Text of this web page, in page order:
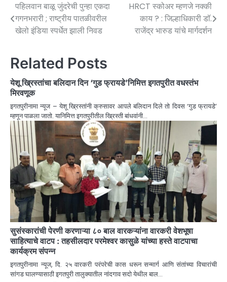
पहिलवान बाळू जुंदरेची पुन्हा एकदा
गगनभरारी ; राष्ट्रीय पातळीवरील
खेलो इंडिया स्पर्धेत झाली निवड
HRCT स्कोअर म्हणजे नक्की
काय ? : जिल्हाधिकारी डॉ.
राजेंद्र भारुड यांचे मार्गदर्शन
Related Posts
येशू ख्रिस्तांचा बलिदान दिन ‘गुड फ्रायडे’निमित्त इगतपुरीत वधस्तंभ
मिरवणूक
इगतपुरीनामा न्यूज – येशू ख्रिस्तांनी क्रुसावर आपले बलिदान दिले तो दिवस ‘गुड फ्रायडे’
म्हणून पाळला जातो. यानिमित्त इगतपुरीतील ख्रिस्ती बांधवांनी…
सुसंस्कारांची पेरणी करणाऱ्या ८० बाल वारकऱ्यांना वारकरी वेशभूषा
साहित्याचे वाटप : तहसीलदार परमेश्वर कासुळे यांच्या हस्ते वाटपाचा
कार्यक्रम संपन्न
इगतपुरीनामा न्यूज, दि. २५ वारकरी परंपरेची कास धरून सन्मार्ग आणि संतांच्या विचारांची
सांगड घालण्यासाठी इगतपुरी तालुक्यातील नांदगाव सदो येथील बाल…